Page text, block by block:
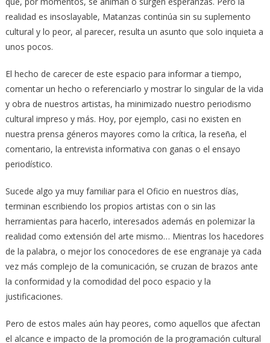
realidad es insoslayable, Matanzas continúa sin su suplemento
cultural y lo peor, al parecer, resulta un asunto que solo inquieta a
unos pocos.
El hecho de carecer de este espacio para informar a tiempo,
comentar un hecho o referenciarlo y mostrar lo singular de la vida
y obra de nuestros artistas, ha minimizado nuestro periodismo
cultural impreso y más. Hoy, por ejemplo, casi no existen en
nuestra prensa géneros mayores como la crítica, la reseña, el
comentario, la entrevista informativa con ganas o el ensayo
periodístico.
Sucede algo ya muy familiar para el Oficio en nuestros días,
terminan escribiendo los propios artistas con o sin las
herramientas para hacerlo, interesados además en polemizar la
realidad como extensión del arte mismo… Mientras los hacedores
de la palabra, o mejor los conocedores de ese engranaje ya cada
vez más complejo de la comunicación, se cruzan de brazos ante
la conformidad y la comodidad del poco espacio y la
justificaciones.
Pero de estos males aún hay peores, como aquellos que afectan
el alcance e impacto de la promoción de la programación cultural